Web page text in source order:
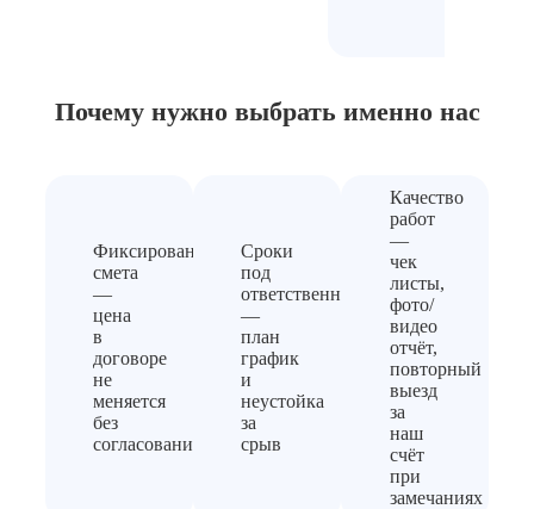
Почему нужно выбрать именно нас
Фиксированная
смета
—
цена
в
договоре
не
меняется
без
согласования
Сроки
под
ответственность
—
план
график
и
неустойка
за
срыв
Качество
работ
—
чек
листы,
фото/
видео
отчёт,
повторный
выезд
за
наш
счёт
при
замечаниях